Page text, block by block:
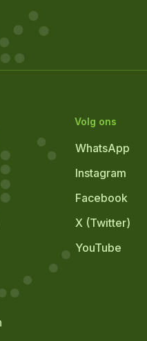
Volg ons
WhatsApp
Instagram
Facebook
X (Twitter)
YouTube